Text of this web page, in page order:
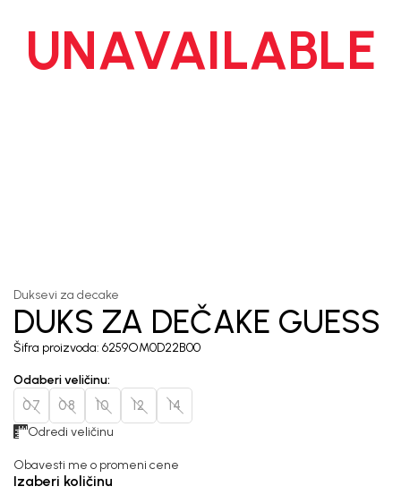
UNAVAILABLE
Duksevi za decake
DUKS ZA DEČAKE GUESS
Šifra proizvoda: 6259OM0D22B00
Odaberi veličinu:
07 08 10 12 14
Odredi veličinu
Obavesti me o promeni cene
Izaberi količinu